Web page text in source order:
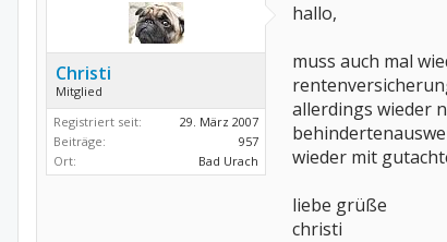
Christi
Mitglied
Registriert seit:
29. März 2007
Beiträge:
957
Ort:
Bad Urach
hallo,
muss auch mal
allerdings wieder
wieder mit
liebe grüße
christi